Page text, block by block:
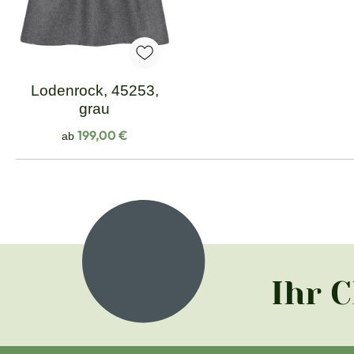
Lodenrock, 45253,
grau
Regulärer Preis:
ab 199,00 €
Ihr